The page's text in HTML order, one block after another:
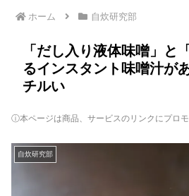
ホーム 自炊研究部
「だし入り液体味噌」と
るインスタント味噌汁が
チルい
ⓘ本ページは商品、サービスのリンクにプロ
自炊研究部